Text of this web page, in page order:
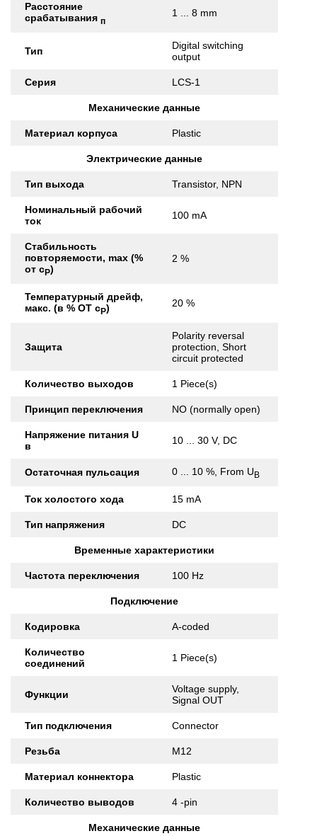
Расстояние
срабатывания п
1 ... 8 mm
Тип
Digital switching
output
Серия LCS-1
Механические данные
Материал корпуса Plastic
Электрические данные
Тип выхода Transistor, NPN
Номинальный рабочий
ток
100 mA
Стабильность
повторяемости, max (%
от сР)
2 %
Температурный дрейф,
макс. (в % ОТ сР) 20 %
Защита
Polarity reversal
protection, Short
circuit protected
Количество выходов 1 Piece(s)
Принцип переключения NO (normally open)
Напряжение питания U
в
10 ... 30 V, DC
Остаточная пульсация 0 ... 10 %, From UB
Ток холостого хода 15 mA
Тип напряжения DC
Временные характеристики
Частота переключения 100 Hz
Подключение
Кодировка A-coded
Количество
соединений
1 Piece(s)
Функции
Voltage supply,
Signal OUT
Тип подключения Connector
Резьба M12
Материал коннектора Plastic
Количество выводов 4 -pin
Механические данные